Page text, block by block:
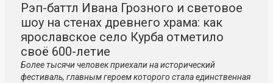
Рэп-баттл Ивана Грозного и световое
шоу на стенах древнего храма: как
ярославское село Курба отметило
своё 600-летие
Более тысячи человек приехали на исторический
фестиваль, главным героем которого стала единственная